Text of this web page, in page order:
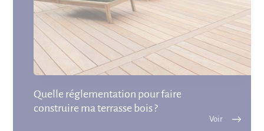
Quelle réglementation pour faire
construire ma terrasse bois ?